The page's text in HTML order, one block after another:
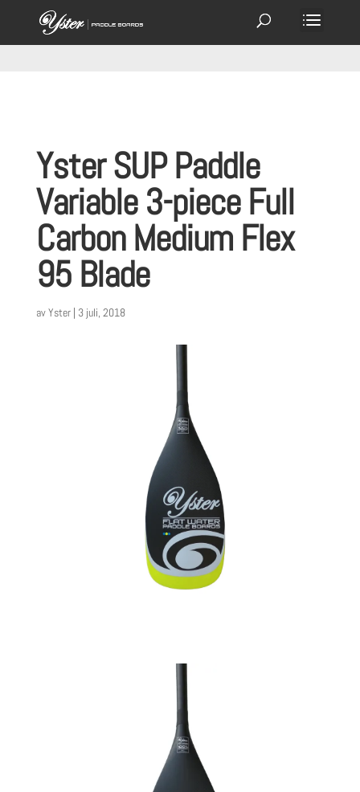
Yster SUP Paddle
Variable 3-piece Full
Carbon Medium Flex
95 Blade
avYster| 3 juli, 2018